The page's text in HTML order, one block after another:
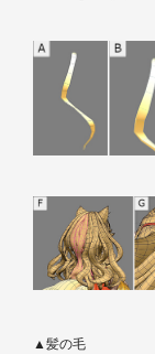
▲髪の毛